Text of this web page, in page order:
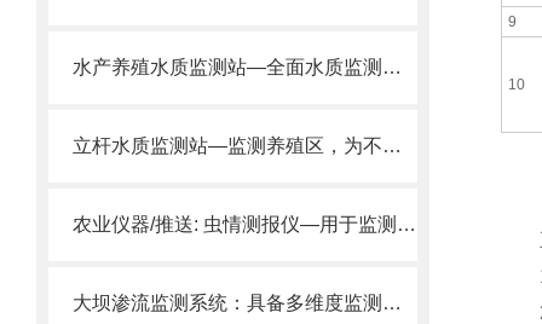
水产养殖水质监测站—全面水质监测，提升养殖效益2024全+境+派+送
立杆水质监测站—监测养殖区，为不同品种的适宜生长水质参数设定提供依据。
农业仪器/推送: 虫情测报仪—用于监测和预测昆虫种群动态的病虫害监测系统
大坝渗流监测系统：具备多维度监测能力，渗流、变形、温度等数据一网打尽。
9
10
五
2.